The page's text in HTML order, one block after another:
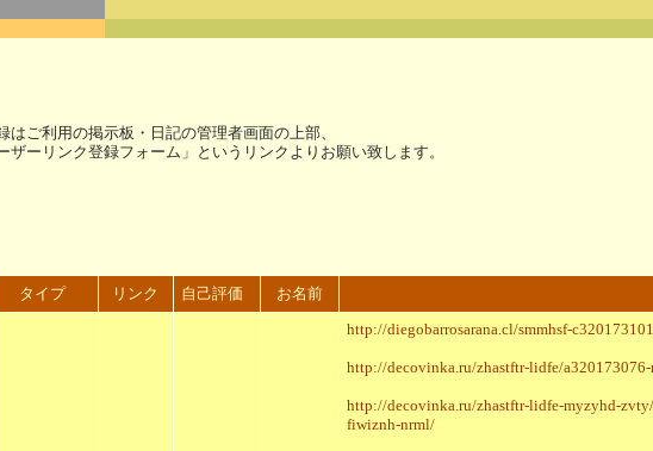
はご利用の掲示板・日記の管理者画面の上部、
ザーリンク登録フォーム」というリンクよりお願い致します。
タイプ リンク 自己評価 お名前
http://diegobarrosarana.cl/smmhsf-
http://decovinka.ru/zhastftr-lidfe/
http://decovinka.ru/zhastftr-lidfe-myzyhd-
fiwiznh-nrml/